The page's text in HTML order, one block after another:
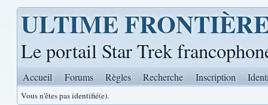
ULTIME
Le portail Star Trek
Accueil Forums Règles Recherche Inscription
Vous n'êtes pas identifié(e).